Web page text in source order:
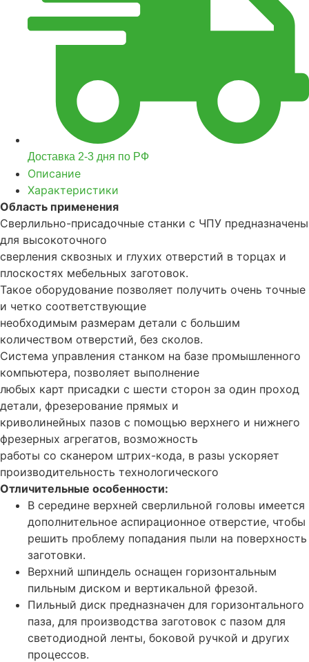
Доставка 2-3 дня по РФ
Описание
Характеристики
Область применения
Сверлильно-присадочные станки с ЧПУ предназначены
для высокоточного
сверления сквозных и глухих отверстий в торцах и
плоскостях мебельных заготовок.
Такое оборудование позволяет получить очень точные
и четко соответствующие
необходимым размерам детали с большим
количеством отверстий, без сколов.
Система управления станком на базе промышленного
компьютера, позволяет выполнение
любых карт присадки с шести сторон за один проход
детали, фрезерование прямых и
криволинейных пазов с помощью верхнего и нижнего
фрезерных агрегатов, возможность
работы со сканером штрих-кода, в разы ускоряет
производительность технологического
Отличительные особенности:
В середине верхней сверлильной головы имеется
дополнительное аспирационное отверстие, чтобы
решить проблему попадания пыли на поверхность
заготовки.
Верхний шпиндель оснащен горизонтальным
пильным диском и вертикальной фрезой.
Пильный диск предназначен для горизонтального
паза, для производства заготовок с пазом для
светодиодной ленты, боковой ручкой и других
процессов.